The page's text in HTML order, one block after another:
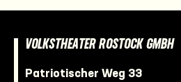
VOLKSTHEATER ROSTOCK GMBH
Patriotischer Weg 33